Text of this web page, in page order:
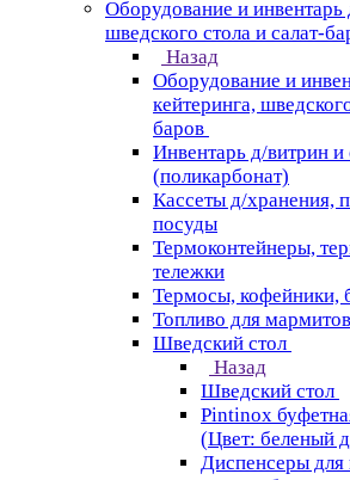
Оборудование и инвентарь
шведского стола и салат-
Назад
Оборудование и
кейтеринга,
баров
Инвентарь д/витрин и
(поликарбонат)
Кассеты д/хранения,
посуды
Термоконтейнеры,
тележки
Термосы, кофейники,
Топливо для
Шведский стол
Назад
Шведский стол
Pintinox
(Цвет: беленый
Диспенсеры для